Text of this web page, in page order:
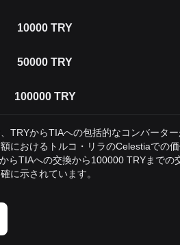
10000 TRY
50000 TRY
100000 TRY
、TRYからTIAへの包括的なコンバータ
におけるトルコ・リラのCelestiaでの
らTIAへの交換から100000 TRYまでの
に示されています。